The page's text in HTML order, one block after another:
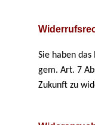
Sie haben
gem. Art. 7
Zukunft zu